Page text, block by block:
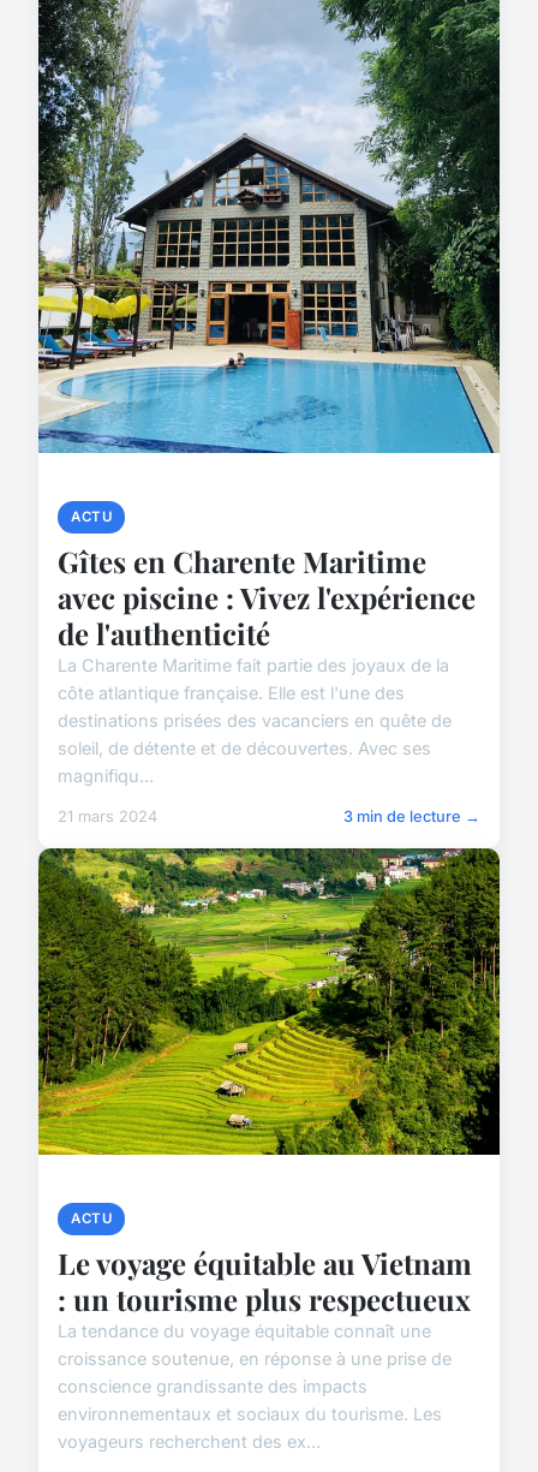
ACTU
Gîtes en Charente Maritime
avec piscine : Vivez l'expérience
de l'authenticité
La Charente Maritime fait partie des joyaux de la
côte atlantique française. Elle est l'une des
destinations prisées des vacanciers en quête de
soleil, de détente et de découvertes. Avec ses
magnifiqu...
21 mars 2024 3 min de lecture →
ACTU
Le voyage équitable au Vietnam
: un tourisme plus respectueux
La tendance du voyage équitable connaît une
croissance soutenue, en réponse à une prise de
conscience grandissante des impacts
environnementaux et sociaux du tourisme. Les
voyageurs recherchent des ex...